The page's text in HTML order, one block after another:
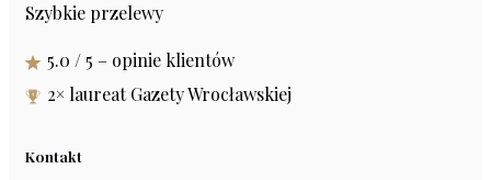
Szybkie przelewy
5.0 / 5 – opinie klientów
2× laureat Gazety Wrocławskiej
Kontakt